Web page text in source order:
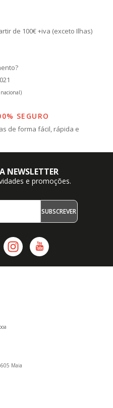
de 100€ +iva (exceto Ilhas)
SEGURO
de forma fácil, rápida e
NEWSLETTER
e promoções.
SUBSCREVER
Maia